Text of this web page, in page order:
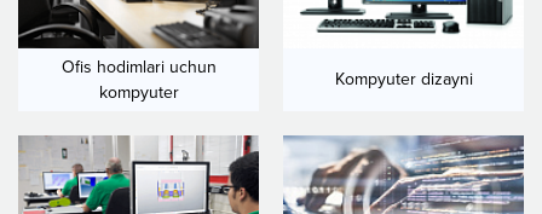
Ofis hodimlari uchun
kompyuter
Kompyuter dizayni